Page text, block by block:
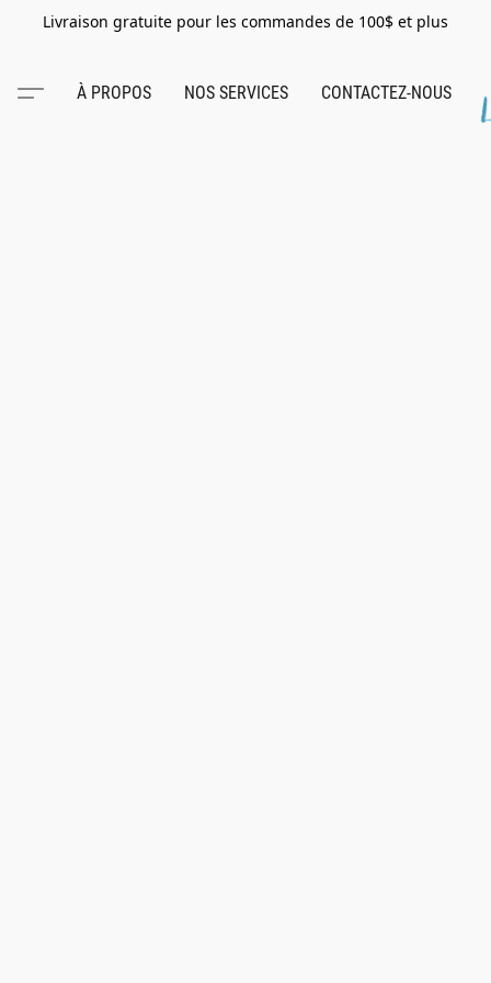
Livraison gratuite pour les commandes de 100$ et plus
À PROPOS NOS SERVICES CONTACTEZ-NOUS